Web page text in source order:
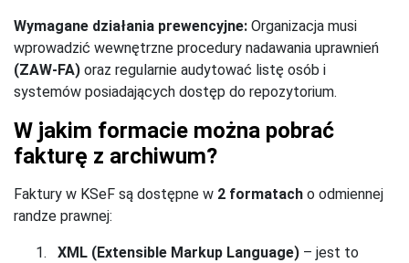
Wymagane działania prewencyjne: Organizacja musi
wprowadzić wewnętrzne procedury nadawania uprawnień
(ZAW-FA) oraz regularnie audytować listę osób i
systemów posiadających dostęp do repozytorium.
W jakim formacie można pobrać
fakturę z archiwum?
Faktury w KSeF są dostępne w 2 formatach o odmiennej
randze prawnej:
XML (Extensible Markup Language) – jest to